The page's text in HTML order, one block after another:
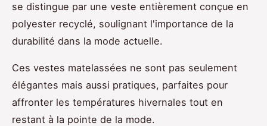
se distingue par une veste entièrement conçue en
polyester recyclé, soulignant l'importance de la
durabilité dans la mode actuelle.
Ces vestes matelassées ne sont pas seulement
élégantes mais aussi pratiques, parfaites pour
affronter les températures hivernales tout en
restant à la pointe de la mode.